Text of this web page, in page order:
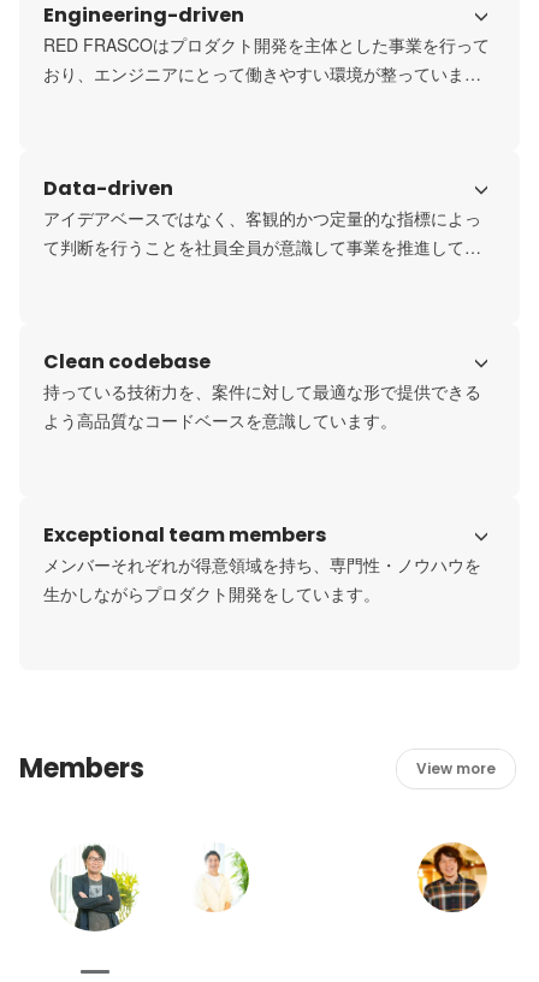
Engineering-driven
RED FRASCOはプロダクト開発を主体とした事業を行って
おり、エンジニアにとって働きやすい環境が整っていま
Data-driven
アイデアベースではなく、客観的かつ定量的な指標によっ
て判断を行うことを社員全員が意識して事業を推進してい
Clean codebase
持っている技術力を、案件に対して最適な形で提供できる
よう高品質なコードベースを意識しています。
Exceptional team members
メンバーそれぞれが得意領域を持ち、専門性・ノウハウを
生かしながらプロダクト開発をしています。
Members View more